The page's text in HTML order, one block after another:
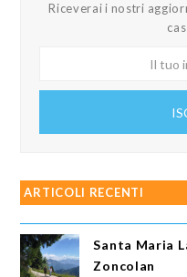
Riceverai i nostri
ARTICOLI RECENTI
Santa Maria
Zoncolan